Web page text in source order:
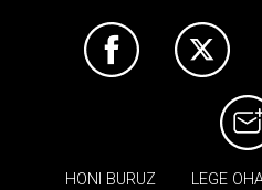
HONI BURUZ LEGE